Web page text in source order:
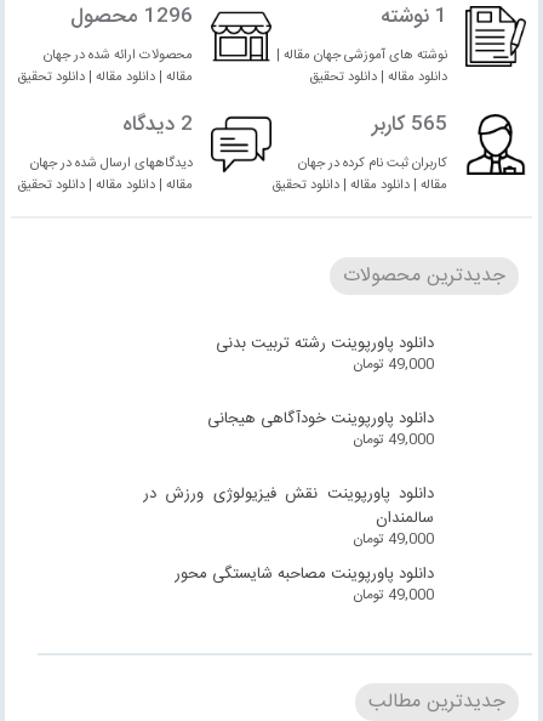
1 نوشته
نوشته های آموزشی جهان مقاله |
دانلود مقاله | دانلود تحقیق
1296 محصول
محصولات ارائه شده در جهان
مقاله | دانلود مقاله | دانلود تحقیق
565 کاربر
کاربران ثبت نام کرده در جهان
مقاله | دانلود مقاله | دانلود تحقیق
2 دیدگاه
دیدگاههای ارسال شده در جهان
مقاله | دانلود مقاله | دانلود تحقیق
جدیدترین محصولات
دانلود پاورپوینت رشته تربیت بدنی
49,000 تومان
دانلود پاورپوینت خودآگاهی هیجانی
49,000 تومان
دانلود پاورپوینت نقش فیزیولوژی ورزش در
سالمندان
49,000 تومان
دانلود پاورپوینت مصاحبه شایستگی محور
49,000 تومان
جدیدترین مطالب